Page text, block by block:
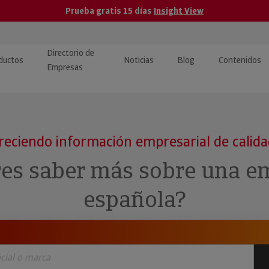
Prueba gratis 15 días Insight View
y ERP
· Recuperación de
Directorio de
Empresas
Noticias Blog Contenidos
Pública
Investigada
información empresarial de
saber más sobre una
española?